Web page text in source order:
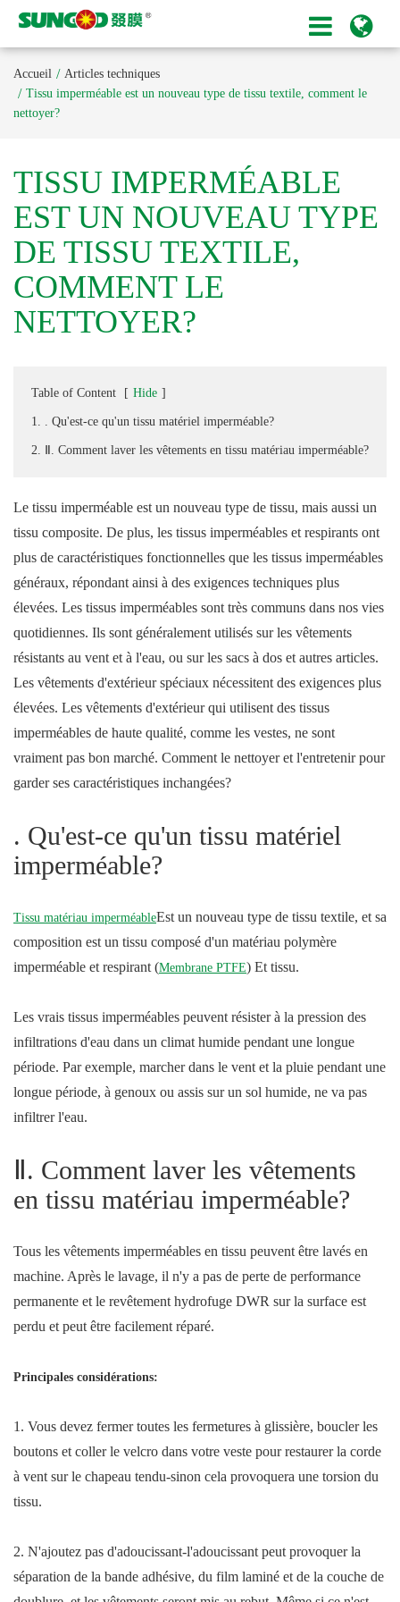
Accueil
Articles techniques
Tissu imperméable est un nouveau type de tissu textile, comment le
nettoyer?
TISSU IMPERMÉABLE
EST UN NOUVEAU TYPE
DE TISSU TEXTILE,
COMMENT LE
NETTOYER?
Table of Content [ Hide ]
1. . Qu'est-ce qu'un tissu matériel imperméable?
2. Ⅱ. Comment laver les vêtements en tissu matériau imperméable?
Le tissu imperméable est un nouveau type de tissu, mais aussi un
tissu composite. De plus, les tissus imperméables et respirants ont
plus de caractéristiques fonctionnelles que les tissus imperméables
généraux, répondant ainsi à des exigences techniques plus
élevées. Les tissus imperméables sont très communs dans nos vies
quotidiennes. Ils sont généralement utilisés sur les vêtements
résistants au vent et à l'eau, ou sur les sacs à dos et autres articles.
Les vêtements d'extérieur spéciaux nécessitent des exigences plus
élevées. Les vêtements d'extérieur qui utilisent des tissus
imperméables de haute qualité, comme les vestes, ne sont
vraiment pas bon marché. Comment le nettoyer et l'entretenir pour
garder ses caractéristiques inchangées?
. Qu'est-ce qu'un tissu matériel
imperméable?
Tissu matériau imperméableEst un nouveau type de tissu textile, et sa
composition est un tissu composé d'un matériau polymère
imperméable et respirant (Membrane PTFE) Et tissu.
Les vrais tissus imperméables peuvent résister à la pression des
infiltrations d'eau dans un climat humide pendant une longue
période. Par exemple, marcher dans le vent et la pluie pendant une
longue période, à genoux ou assis sur un sol humide, ne va pas
infiltrer l'eau.
Ⅱ. Comment laver les vêtements
en tissu matériau imperméable?
Tous les vêtements imperméables en tissu peuvent être lavés en
machine. Après le lavage, il n'y a pas de perte de performance
permanente et le revêtement hydrofuge DWR sur la surface est
perdu et peut être facilement réparé.
Principales considérations:
1. Vous devez fermer toutes les fermetures à glissière, boucler les
boutons et coller le velcro dans votre veste pour restaurer la corde
à vent sur le chapeau tendu-sinon cela provoquera une torsion du
tissu.
2. N'ajoutez pas d'adoucissant-l'adoucissant peut provoquer la
séparation de la bande adhésive, du film laminé et de la couche de